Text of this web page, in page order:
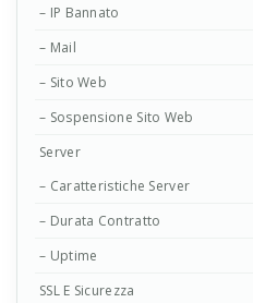
– IP Bannato
– Mail
– Sito Web
– Sospensione Sito Web
Server
– Caratteristiche Server
– Durata Contratto
– Uptime
SSL E Sicurezza